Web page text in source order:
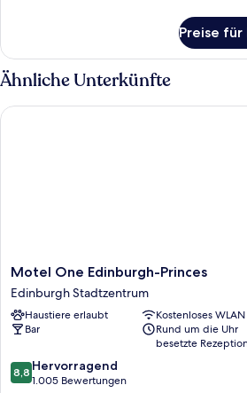
anzeigen
(THE
ONE
for
One)
Preise für
Ähnliche Unterkünfte
Motel
One
Edinburgh-
Princes
Edinburgh
Motel One Edinburgh-Princes
Edinburgh Stadtzentrum
Haustiere erlaubt
Kostenloses WLAN
Bar
Rund um die Uhr
besetzte
8.8
von
8,8 Hervorragend
1.005 Bewertungen
Motel One Edinburgh-Princes